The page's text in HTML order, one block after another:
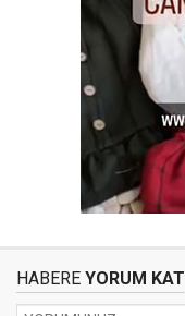
HABERE YORUM KAT